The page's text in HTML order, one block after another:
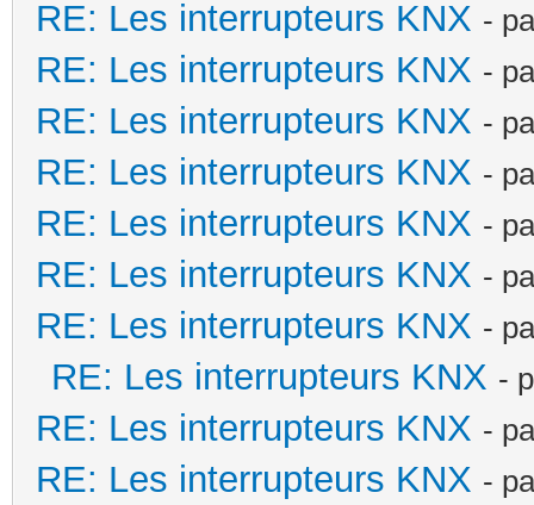
RE: Les interrupteurs KNX -
RE: Les interrupteurs KNX -
RE: Les interrupteurs KNX -
RE: Les interrupteurs KNX -
RE: Les interrupteurs KNX -
RE: Les interrupteurs KNX -
RE: Les interrupteurs KNX -
RE: Les interrupteurs KNX -
RE: Les interrupteurs KNX -
RE: Les interrupteurs KNX -